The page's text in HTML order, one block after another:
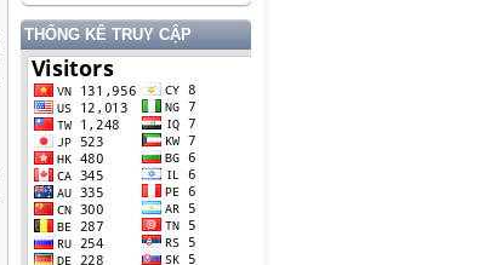
THỐNG KÊ TRUY CẬP